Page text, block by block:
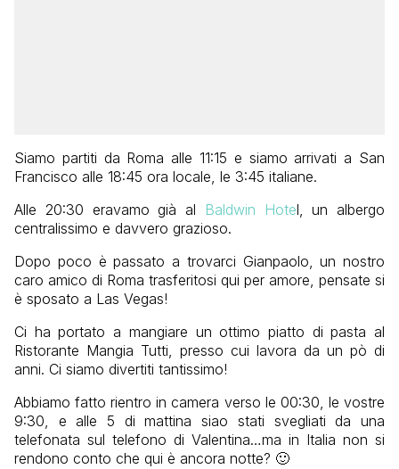
Siamo partiti da Roma alle 11:15 e siamo arrivati a San
Francisco alle 18:45 ora locale, le 3:45 italiane.
Alle 20:30 eravamo già al
Baldwin Hotel, un albergo
centralissimo e davvero grazioso.
Dopo poco è passato a trovarci Gianpaolo, un nostro
caro amico di Roma trasferitosi qui per amore, pensate si
è sposato a Las Vegas!
Ci ha portato a mangiare un ottimo piatto di pasta al
Ristorante Mangia Tutti, presso cui lavora da un pò di
anni. Ci siamo divertiti tantissimo!
Abbiamo fatto rientro in camera verso le 00:30, le vostre
9:30, e alle 5 di mattina siao stati svegliati da una
telefonata sul telefono di Valentina…ma in Italia non si
rendono conto che qui è ancora notte? 🙂